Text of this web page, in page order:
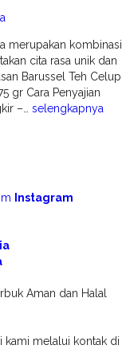
merupakan kombinasi
cita rasa unik dan
Barussel Teh Celup
gr Cara Penyajian
–… selengkapnya
Instagram
Aman dan Halal
kami melalui kontak di